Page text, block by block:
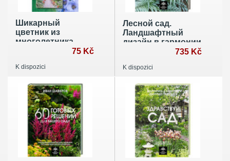
Шикарный
цветник из
многолетника
75 Kč
K dispozici
Лесной сад.
Ландшафтный
дизайн в гармонии
735 Kč
K dispozici